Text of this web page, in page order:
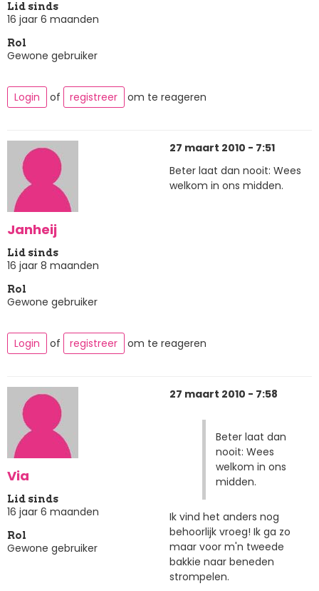
Lid sinds
16 jaar 6 maanden
Rol
Gewone gebruiker
Login of registreer om te reageren
Janheij
Lid sinds
16 jaar 8 maanden
Rol
Gewone gebruiker
27 maart 2010 - 7:51
Beter laat dan nooit: Wees
welkom in ons midden.
Login of registreer om te reageren
Via
Lid sinds
16 jaar 6 maanden
Rol
Gewone gebruiker
27 maart 2010 - 7:58
Beter laat dan
nooit: Wees
welkom in ons
midden.
Ik vind het anders nog
behoorlijk vroeg! Ik ga zo
maar voor m'n tweede
bakkie naar beneden
strompelen.